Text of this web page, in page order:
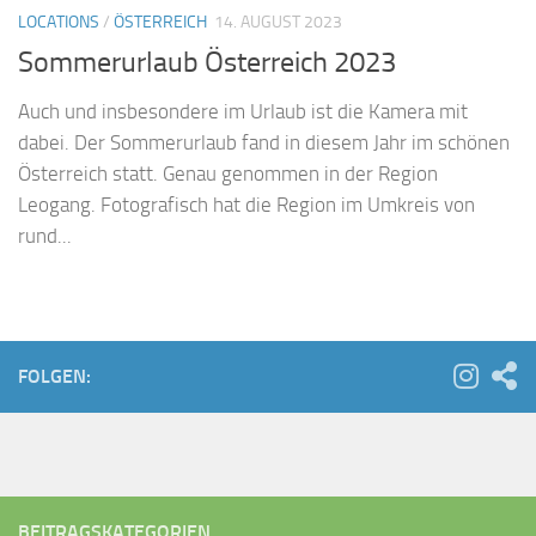
LOCATIONS / ÖSTERREICH 14. AUGUST 2023
Sommerurlaub Österreich 2023
Auch und insbesondere im Urlaub ist die Kamera mit
dabei. Der Sommerurlaub fand in diesem Jahr im schönen
Österreich statt. Genau genommen in der Region
Leogang. Fotografisch hat die Region im Umkreis von
rund...
FOLGEN: